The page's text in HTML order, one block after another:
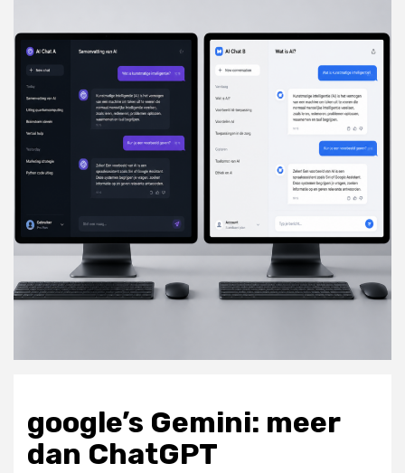
google’s Gemini: meer
dan ChatGPT